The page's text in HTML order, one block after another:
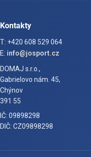
Kontakty
T: +420 608 529 064
E: info@josport.cz
DOMAJ s.r.o.,
Gabrielovo nám. 45,
Chýnov
391 55
IČ: 09898298
DIČ: CZ09898298